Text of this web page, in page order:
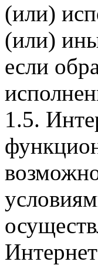
(или)
(или)
если
1.5.